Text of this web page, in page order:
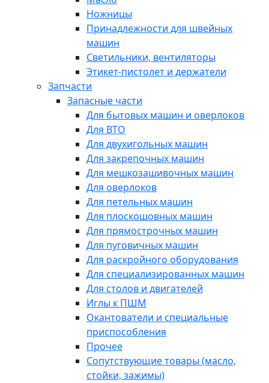
Ножницы
Принадлежности для швейных
машин
Светильники, вентиляторы
Этикет-пистолет и держатели
Запчасти
Запасные части
Для бытовых машин и оверлоков
Для ВТО
Для двухигольных машин
Для закрепочных машин
Для мешкозашивочных машин
Для оверлоков
Для петельных машин
Для плоскошовных машин
Для прямострочных машин
Для пуговичных машин
Для раскройного оборудования
Для специализированных машин
Для столов и двигателей
Иглы к ПШМ
Окантователи и специальные
приспособления
Прочее
Сопутствующие товары (масло,
стойки, зажимы)